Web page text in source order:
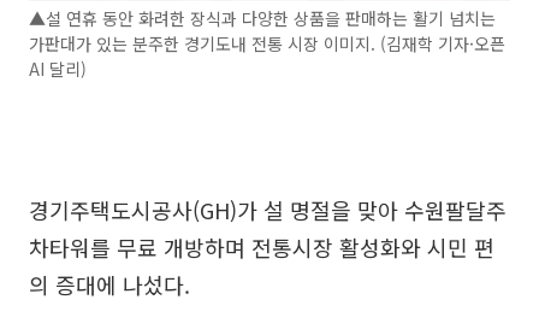
▲설 연휴 동안 화려한 장식과 다양한 상품을 판매하는 활기 넘치는
가판대가 있는 분주한 경기도내 전통 시장 이미지. (김재학 기자·오픈
AI 달리)
경기주택도시공사(GH)가 설 명절을 맞아 수원팔달주
차타워를 무료 개방하며 전통시장 활성화와 시민 편
의 증대에 나섰다.